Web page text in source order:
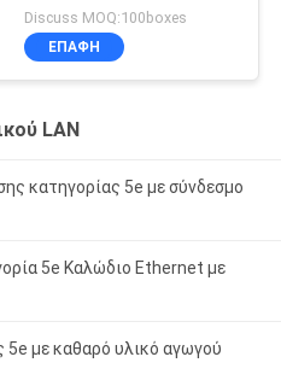
εργοστασίων με τους
γυμνούς αγωγούς
χαλκού
Discuss MOQ:100boxes
ΕΠΑΦΉ
LAN
κατηγορίας 5e με σύνδεσμο
5e Καλώδιο Ethernet με
με καθαρό υλικό αγωγού